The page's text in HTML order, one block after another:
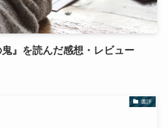
鬼』を読んだ感想・レビュー
書評